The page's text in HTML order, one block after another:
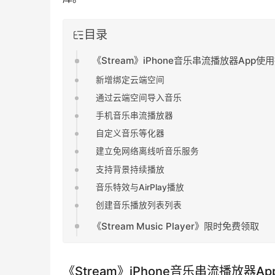
目录
《Stream》iPhone音乐串流播放器App使
新增绑定云端空间
通过云端空间导入音乐
手机音乐串流播放器
自定义音乐等化器
建立免网络离线听音乐服务
支持背景持续播放
音乐特效与AirPlay播放
创建音乐播放列表列表
《Stream Music Player》限时免费领取
《Stream》iPhone音乐串流播放器